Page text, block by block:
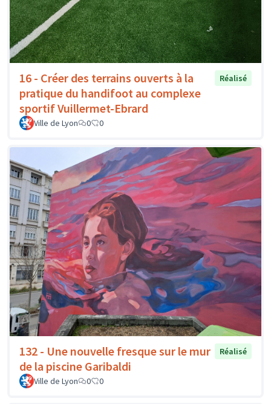
16 - Créer des terrains ouverts à la
pratique du handifoot au complexe
sportif Vuillermet-Ebrard
Réalisé
Ville de Lyon 0 0
132 - Une nouvelle fresque sur le mur
de la piscine Garibaldi
Réalisé
Ville de Lyon 0 0